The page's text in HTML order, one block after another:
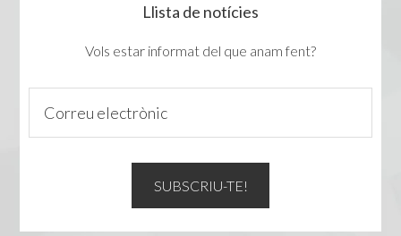
Llista de notícies
Vols estar informat del que anam fent?